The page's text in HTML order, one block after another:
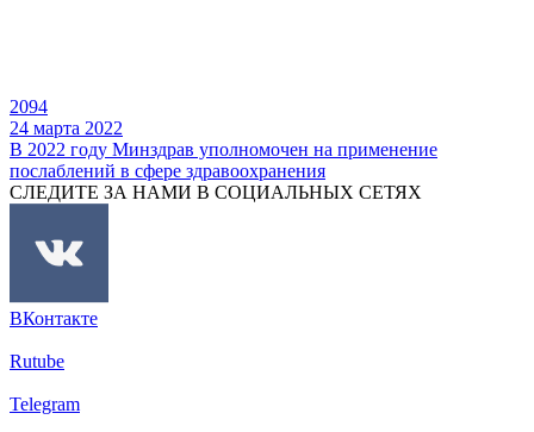
2094
24 марта 2022
В 2022 году Минздрав уполномочен на применение
послаблений в сфере здравоохранения
СЛЕДИТЕ ЗА НАМИ В СОЦИАЛЬНЫХ СЕТЯХ
ВКонтакте
Rutube
Telegram